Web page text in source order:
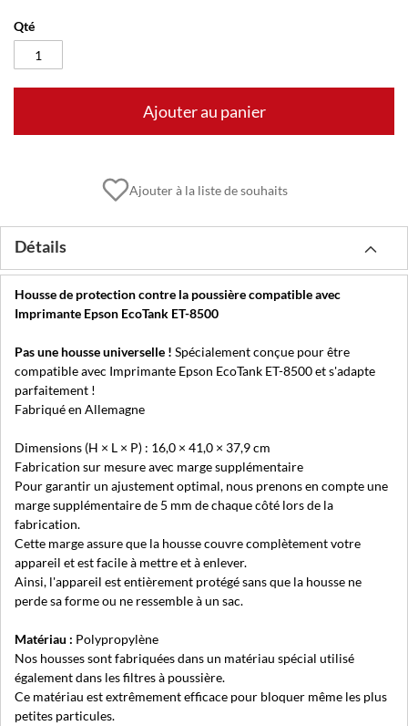
Qté
Ajouter au panier
Ajouter à la liste de souhaits
Détails
Housse de protection contre la poussière compatible avec
Imprimante Epson EcoTank ET-8500
Pas une housse universelle ! Spécialement conçue pour être
compatible avec Imprimante Epson EcoTank ET-8500 et s'adapte
parfaitement !
Fabriqué en Allemagne
Dimensions (H × L × P) : 16,0 × 41,0 × 37,9 cm
Fabrication sur mesure avec marge supplémentaire
Pour garantir un ajustement optimal, nous prenons en compte une
marge supplémentaire de 5 mm de chaque côté lors de la
fabrication.
Cette marge assure que la housse couvre complètement votre
appareil et est facile à mettre et à enlever.
Ainsi, l'appareil est entièrement protégé sans que la housse ne
perde sa forme ou ne ressemble à un sac.
Matériau : Polypropylène
Nos housses sont fabriquées dans un matériau spécial utilisé
également dans les filtres à poussière.
Ce matériau est extrêmement efficace pour bloquer même les plus
petites particules.